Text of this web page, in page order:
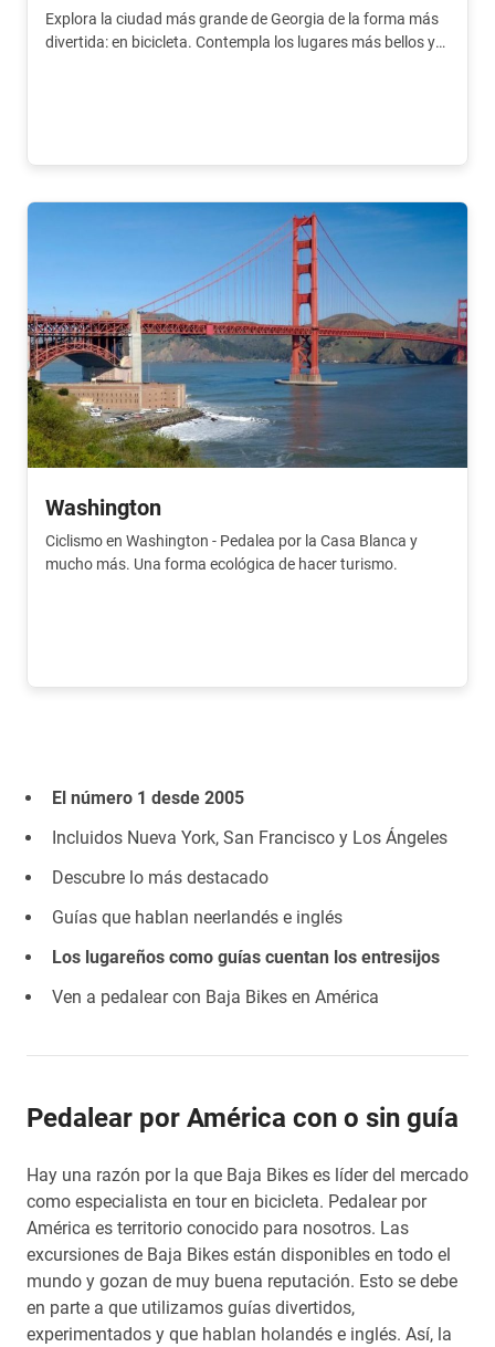
Explora la ciudad más grande de Georgia de la forma más
divertida: en bicicleta. Contempla los lugares más bellos y
Washington
Ciclismo en Washington - Pedalea por la Casa Blanca y
mucho más. Una forma ecológica de hacer turismo.
El número 1 desde 2005
Incluidos Nueva York, San Francisco y Los Ángeles
Descubre lo más destacado
Guías que hablan neerlandés e inglés
Los lugareños como guías cuentan los entresijos
Ven a pedalear con Baja Bikes en América
Pedalear por América con o sin guía
Hay una razón por la que Baja Bikes es líder del mercado
como especialista en tour en bicicleta. Pedalear por
América es territorio conocido para nosotros. Las
excursiones de Baja Bikes están disponibles en todo el
mundo y gozan de muy buena reputación. Esto se debe
en parte a que utilizamos guías divertidos,
experimentados y que hablan holandés e inglés. Así, la